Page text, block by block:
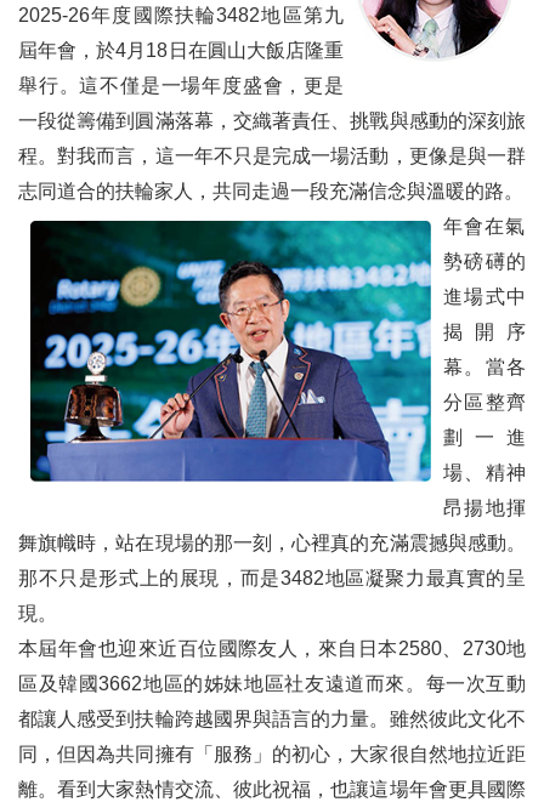
新地帶結構 ── 常見問答
家族傳統 新鮮烘焙
多語人才
E/MGA Water 的邀請及感謝
漫漫長路
二、地區活動報導
3470地區AI中風預防篩檢服務計畫
榮耀傳承，翻轉扶輪新視界：記3481地區年會與友誼盛宴
扶輪友誼交換：以友誼、服務與理解編織正向和平
3482地區第九屆年會盛大舉行
送愛到偏鄉 ── 捐贈恆春基督教醫院心肺復甦機全球獎助金案 GG2682100
三、扶輪作品
1994到2026 台北國際扶輪年會榮耀跨世代傳承
2025-26年度國際扶輪3482地區第九
屆年會，於4月18日在圓山大飯店隆重
舉行。這不僅是一場年度盛會，更是
一段從籌備到圓滿落幕，交織著責任、挑戰與感動的深刻旅
程。對我而言，這一年不只是完成一場活動，更像是與一群
志同道合的扶輪家人，共同走過一段充滿信念與溫暖的路。
年會在氣
勢磅礡的
進場式中
揭開序
幕。當各
分區整齊
劃一進
場、精神
昂揚地揮
舞旗幟時，站在現場的那一刻，心裡真的充滿震撼與感動。
那不只是形式上的展現，而是3482地區凝聚力最真實的呈
現。
本屆年會也迎來近百位國際友人，來自日本2580、2730地
區及韓國3662地區的姊妹地區社友遠道而來。每一次互動
都讓人感受到扶輪跨越國界與語言的力量。雖然彼此文化不
同，但因為共同擁有「服務」的初心，大家很自然地拉近距
離。看到大家熱情交流、彼此祝福，也讓這場年會更具國際